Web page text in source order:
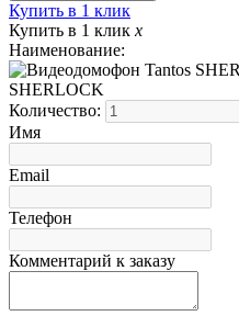
Купить в 1 клик
Купить в 1 клик x
Наименование:
SHERLOCK
Количество:
Имя
Email
Телефон
Комментарий к заказу